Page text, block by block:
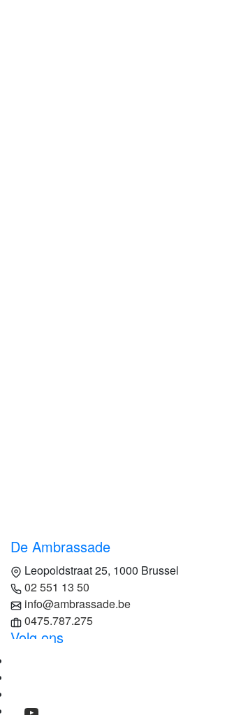
De Ambrassade
Leopoldstraat 25, 1000 Brussel
02 551 13 50
info@ambrassade.be
0475.787.275
Volg ons